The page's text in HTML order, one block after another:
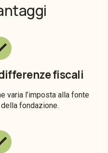
fiscali
varia l’imposta alla fonte
fondazione.